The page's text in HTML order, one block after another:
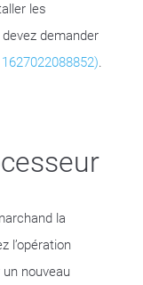
les
demander
.
la
l’opération
nouveau